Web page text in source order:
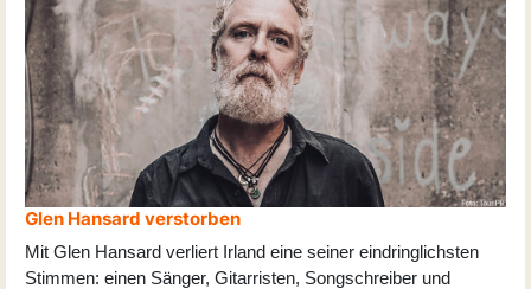
Glen Hansard verstorben
Mit Glen Hansard verliert Irland eine seiner eindringlichsten
Stimmen: einen Sänger, Gitarristen, Songschreiber und